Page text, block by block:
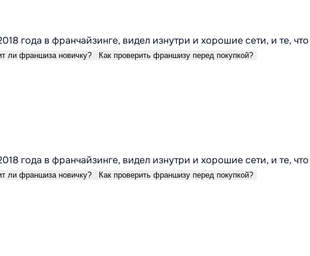
года в франчайзинге, видел изнутри и хорошие сети, и те,
ли франшиза новичку? Как проверить франшизу перед покупкой?
года в франчайзинге, видел изнутри и хорошие сети, и те,
ли франшиза новичку? Как проверить франшизу перед покупкой?